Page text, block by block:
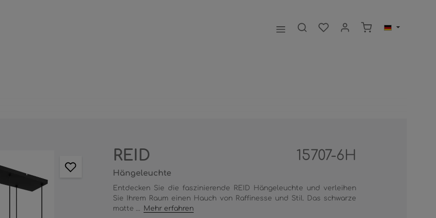
REID 15707-6H
Hängeleuchte
Entdecken Sie die faszinierende REID Hängeleuchte und verleihen
Sie Ihrem Raum einen Hauch von Raffinesse und Stil. Das schwarze
matte ...
Mehr erfahren